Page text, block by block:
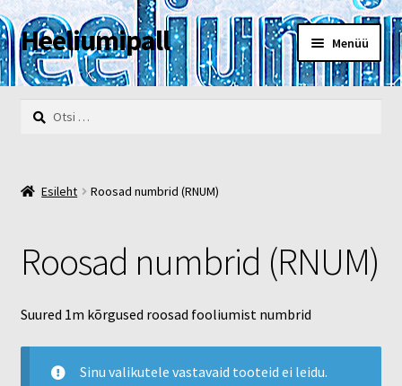
Liigu
navigeerimisele
Liigu
sisu
juurde
Heeliumipall Menüü
Esileht
Kontakt
Müügi- ja privaatsustingimused
POOD
Heelium
Otsi:
Esileht Roosad numbrid (RNUM)
Roosad numbrid (RNUM)
Suured 1m kõrgused roosad fooliumist numbrid
Sinu valikutele vastavaid tooteid ei leidu.